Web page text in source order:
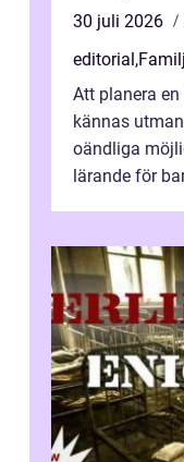
30 juli 2026
editorial,
Att planera
kännas
oändliga
lärande för